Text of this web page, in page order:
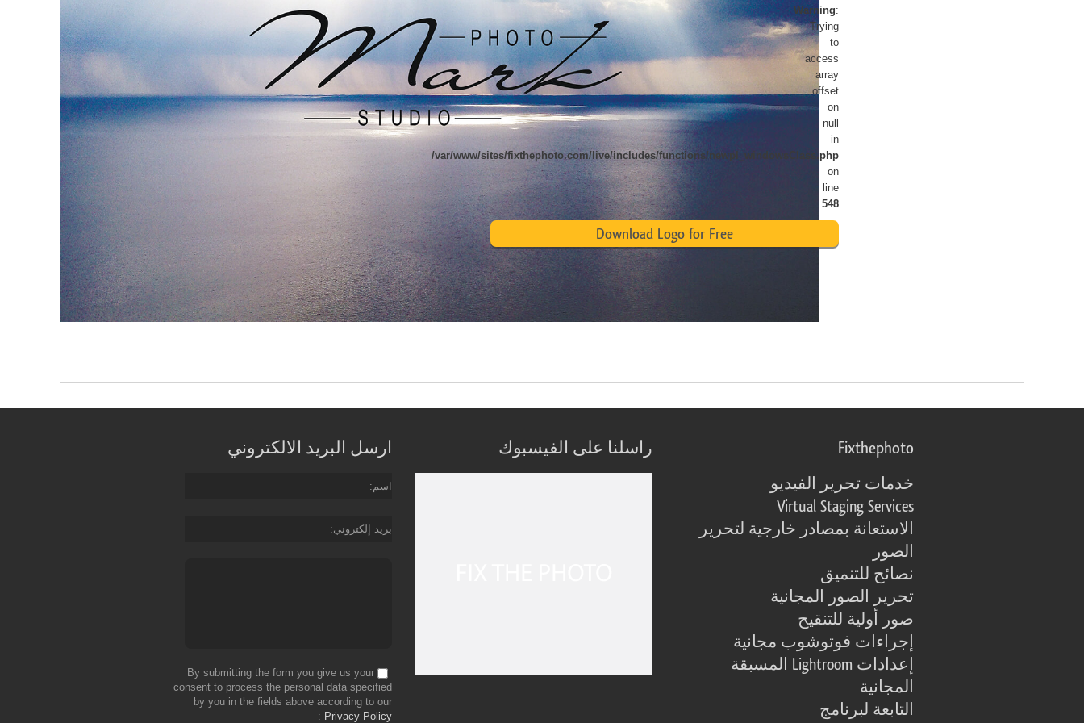
تنقيح المنتجات خدمات تنميق المجوهرات بيانات تدريب الذكاء
الاصطناعي
Video Editing Services
Warning:
Trying
to
access
array
offset
on
null
in
/var/www/sites/fixthephoto.com/live/includes/functions/newpl_windowsClass.php
on
line
548
Download Logo for Free
ارسل البريد الالكتروني
اسم
بريد إلكتروني
By submitting the form you give us your
consent to process the personal data specified
by you in the fields above according to our
Privacy Policy
راسلنا على الفيسبوك Fixthephoto
خدمات تحرير الفيديو
Virtual Staging Services
الاستعانة بمصادر خارجية لتحرير
الصور
نصائح للتنميق
تحرير الصور المجانية
صور أولية للتنقيح
إجراءات فوتوشوب مجانية
إعدادات Lightroom المسبقة
المجانية
التابعة لبرنامج